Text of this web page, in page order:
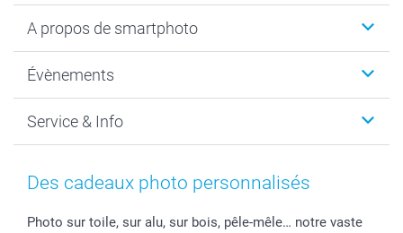
Cadeaux photo
MyNameBook
Développement photo & Tirage photo
Cadres photo & accessoires déco
Stickers & Etiquettes
A propos de smartphoto
Durabilité
Gestion des cookies
Mentions Légales
Affiliation
Évènements
Nouvel An
Fête des Mères
Confirmation ou communion
Service & Info
Tarifs et frais de livraison
Livraison en 48 heures
Des cadeaux photo personnalisés
Photo sur toile, sur alu, sur bois, pêle-mêle… notre vaste